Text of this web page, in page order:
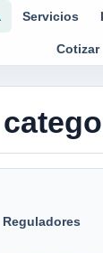
Servicios
Cotizar
Reguladores